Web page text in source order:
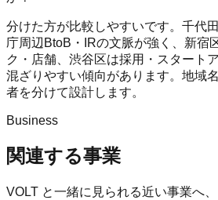
分けた方が比較しやすいです。千代
庁周辺BtoB・IRの文脈が強く、新宿
ク・店舗、渋谷区は採用・スタート
混ざりやすい傾向があります。地域
者を分けて設計します。
Business
関連する事業
VOLT と一緒に見られる近い事業へ